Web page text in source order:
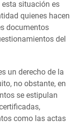
esta situación es
quienes hacen
documentos
del
un derecho de la
no obstante, en
se estipulan
como las actas